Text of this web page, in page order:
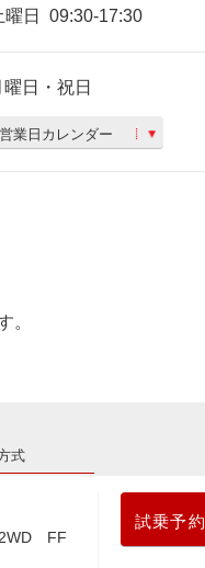
曜日
09:30-17:30
曜日・祝日
営業日カレンダー
。
式
2WD FF
試乗予約